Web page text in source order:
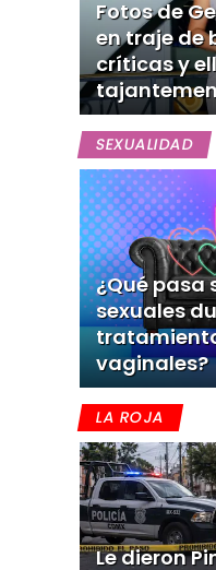
Fotos de
en traje de
críticas y
SEXUALIDAD
¿Qué pasa
sexuales
vaginales?
LA ROJA
Le dieron